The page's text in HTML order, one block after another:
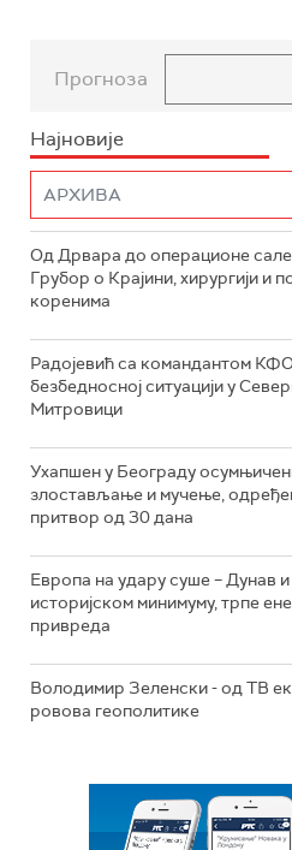
Прогноза
Најновије
Од Дрвара до операционе
Грубор о Крајини, хирургији и
коренима
Радојевић са командантом
безбедносној ситуацији у
Митровици
Ухапшен у Београду
злостављање и мучење,
притвор од 30 дана
Европа на удару суше – Дунав и
историјском минимуму, трпе
привреда
Володимир Зеленски - од ТВ
ровова геополитике